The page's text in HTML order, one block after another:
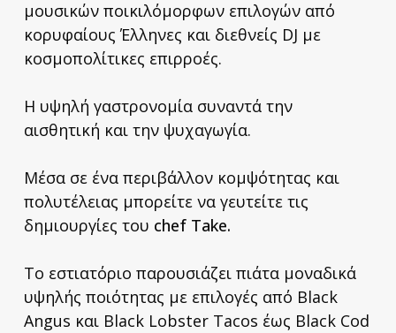
μουσικών ποικιλόμορφων επιλογών από
κορυφαίους Έλληνες και διεθνείς DJ με
κοσμοπολίτικες επιρροές.
Η υψηλή γαστρονομία συναντά την
αισθητική και την ψυχαγωγία.
Μέσα σε ένα περιβάλλον κομψότητας και
πολυτέλειας μπορείτε να γευτείτε τις
δημιουργίες του chef Take.
Το εστιατόριο παρουσιάζει πιάτα μοναδικά
υψηλής ποιότητας με επιλογές από Black
Angus και Black Lobster Tacos έως Black Cod